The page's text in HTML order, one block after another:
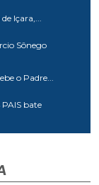
Içara,...
Sônego
o Padre...
bate